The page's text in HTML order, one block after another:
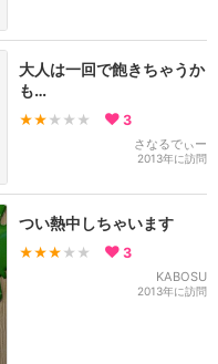
大人は一回で飽きちゃうか
も…
★★ ★★★ 3
さなるでぃー
2013年に訪問
つい熱中しちゃいます
★★★ ★★ 3
KABOSU
2013年に訪問